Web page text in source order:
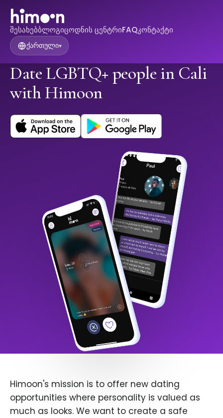
შესახებბლოგიცოდნის ცენტრიFAQკონტაქტი
ქართული▾
Date LGBTQ+ people in Cali
with Himoon
Himoon's mission is to offer new dating
opportunities where personality is valued as
much as looks. We want to create a safe